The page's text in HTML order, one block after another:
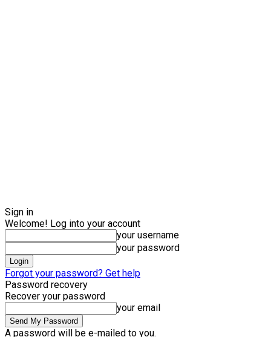
Sign in
Welcome! Log into your account
your username
your password
Forgot your password? Get help
Password recovery
Recover your password
your email
A password will be e-mailed to you.